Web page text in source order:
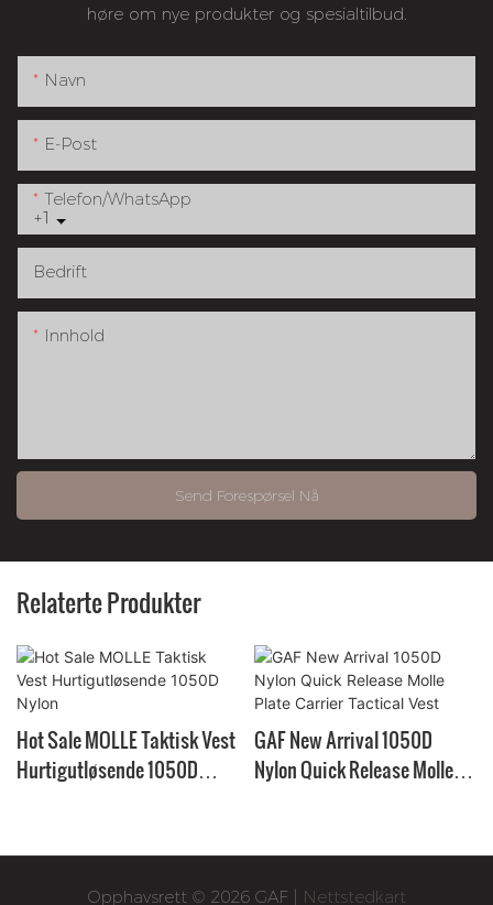
høre om nye produkter og spesialtilbud.
Navn
E-Post
+1
Telefon/whatsApp
Bedrift
Innhold
Send Forespørsel Nå
Relaterte Produkter
Hot Sale MOLLE Taktisk Vest
Hurtigutløsende 1050D
GAF New Arrival 1050D
Nylon Quick Release Molle
Opphavsrett © 2026 GAF | Nettstedkart